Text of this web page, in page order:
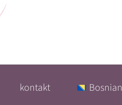
kontakt Bosnian